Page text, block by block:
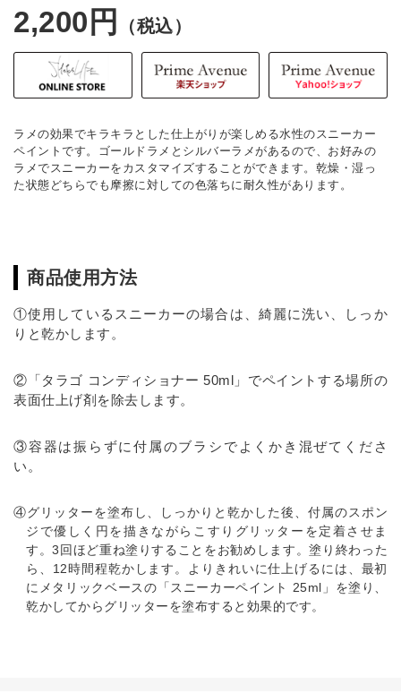
2,200円 （税込）
ラメの効果でキラキラとした仕上がりが楽しめる水性のスニーカー
ペイントです。ゴールドラメとシルバーラメがあるので、お好みの
ラメでスニーカーをカスタマイズすることができます。乾燥・湿っ
た状態どちらでも摩擦に対しての色落ちに耐久性があります。
商品使用方法
①使用しているスニーカーの場合は、綺麗に洗い、しっか
りと乾かします。
②「タラゴ コンディショナー 50ml」でペイントする場所の
表面仕上げ剤を除去します。
③容器は振らずに付属のブラシでよくかき混ぜてくださ
い。
④グリッターを塗布し、しっかりと乾かした後、付属のスポン
ジで優しく円を描きながらこすりグリッターを定着させま
す。3回ほど重ね塗りすることをお勧めします。塗り終わった
ら、12時間程乾かします。よりきれいに仕上げるには、最初
にメタリックベースの「スニーカーペイント 25ml」を塗り、
乾かしてからグリッターを塗布すると効果的です。